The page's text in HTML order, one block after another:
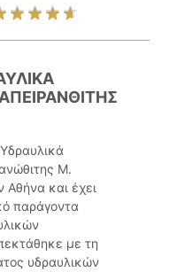
Μ.
Αθήνα και έχει
παράγοντα
με τη
υδραυλικών